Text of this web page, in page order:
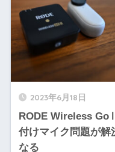
2023年6月18日
RODE Wireless
付けマイク問題が解
なる